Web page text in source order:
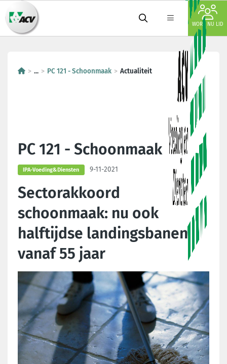
WORD NU LID
... PC 121 - Schoonmaak Actualiteit
PC 121 - Schoonmaak
IPA-Voeding&Diensten 9-11-2021
Sectorakkoord
schoonmaak: nu ook
halftijdse landingsbanen
vanaf 55 jaar